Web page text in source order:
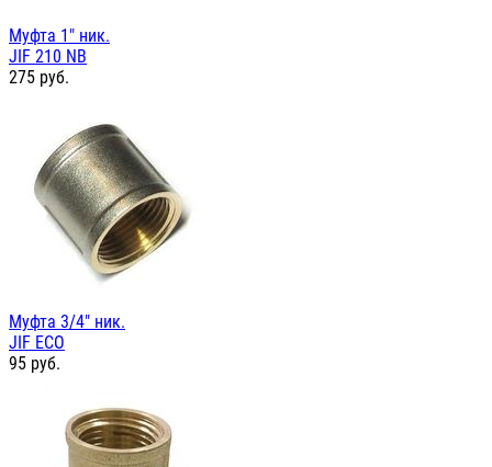
Муфта 1" ник.
JIF 210 NB
275 руб.
Муфта 3/4" ник.
JIF ЕСО
95 руб.